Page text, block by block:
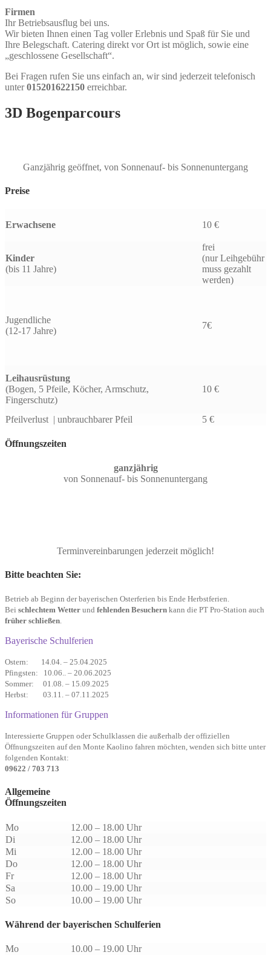
Firmen
Ihr Betriebsausflug bei uns.
Wir bieten Ihnen einen Tag voller Erlebnis und Spaß für Sie und
Ihre Belegschaft. Catering direkt vor Ort ist möglich, sowie eine
„geschlossene Gesellschaft“.
Bei Fragen rufen Sie uns einfach an, wir sind jederzeit telefonisch
unter015201622150 erreichbar.
3D Bogenparcours
Ganzjährig geöffnet, von Sonnenauf- bis Sonnenuntergang
Preise
Erwachsene 10 €
Kinder
(bis 11 Jahre)
frei
(nur Leihgebühr
muss gezahlt
werden)
Jugendliche
(12-17 Jahre)
7€
Leihausrüstung
(Bogen, 5 Pfeile, Köcher, Armschutz,
Fingerschutz)
10 €
Pfeilverlust | unbrauchbarer Pfeil 5 €
Öffnungszeiten
ganzjährig
von Sonnenauf- bis Sonnenuntergang
Terminvereinbarungen jederzeit möglich!
Bitte beachten Sie:
Betrieb ab Beginn der bayerischen Oster­ferien bis Ende Herbst­ferien.
Bei schlechtem Wetter und fehlenden Besuchern kann die PT Pro-Station auch
früher schließen.
Bayerische Schulferien
Ostern: 14.04. – 25.04.2025
Pfingsten: 10.06.. – 20.06.2025
Sommer: 01.08. – 15.09.2025
Herbst: 03.11. – 07.11.2025
Informationen für Gruppen
Interessierte Gruppen oder Schulklassen die außerhalb der offiziellen
Öffnungszeiten auf den Monte Kaolino fahren möchten, wenden sich bitte unter
folgenden Kontakt:
09622 / 703 713
Allgemeine
Öffnungszeiten
Mo
12.00 – 18.00 Uhr
Di
12.00 – 18.00 Uhr
Mi
12.00 – 18.00 Uhr
Do
12.00 – 18.00 Uhr
Fr
12.00 – 18.00 Uhr
Sa
10.00 – 19.00 Uhr
So
10.00 – 19.00 Uhr
Während der bayerischen Schulferien
Mo
10.00 – 19.00 Uhr